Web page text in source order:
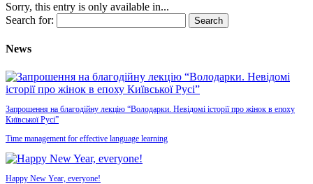
Sorry, this entry is only available in...
Search for:
News
Запрошення на благодійну лекцію “Володарки. Невідомі історії про жінок в епоху
Київської Русі”
Time management for effective language learning
Happy New Year, everyone!